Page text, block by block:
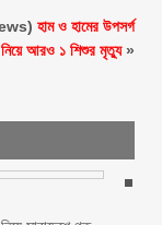
হাম ও হামের উপসর্গ
নিয়ে আরও ১ শিশুর মৃত্যু»